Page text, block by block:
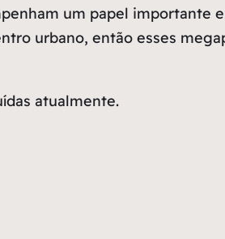
um papel importante
urbano, então esses
atualmente.